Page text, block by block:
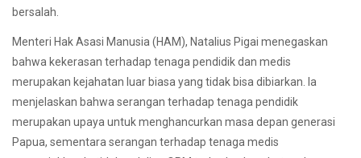
bersalah.
Menteri Hak Asasi Manusia (HAM), Natalius Pigai menegaskan
bahwa kekerasan terhadap tenaga pendidik dan medis
merupakan kejahatan luar biasa yang tidak bisa dibiarkan. Ia
menjelaskan bahwa serangan terhadap tenaga pendidik
merupakan upaya untuk menghancurkan masa depan generasi
Papua, sementara serangan terhadap tenaga medis